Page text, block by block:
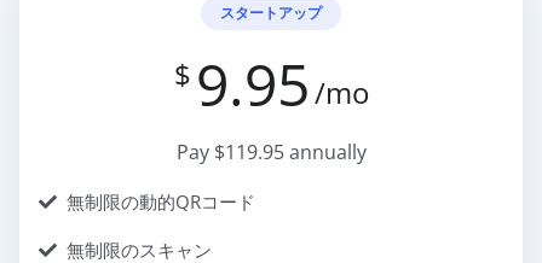
スタートアップ
$ 9.95/mo
Pay $119.95 annually
無制限の動的QRコード
無制限のスキャン